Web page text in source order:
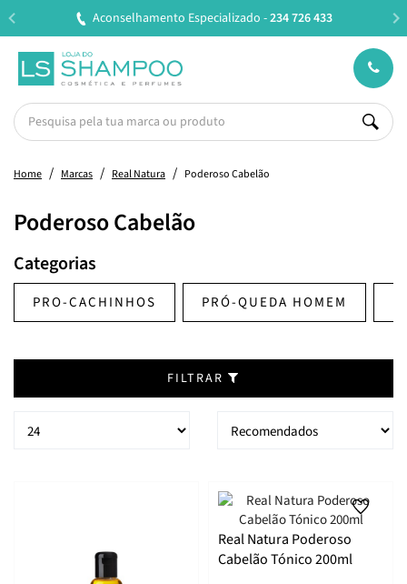
- 234 726 433 Entregas em 24H úteis. Oferta
Home Marcas Real Natura Poderoso Cabelão
Poderoso Cabelão
Categorias
PRO-CACHINHOS PRÓ-QUEDA HOMEM
FILTRAR
Real Natura Poderoso
Cabelão Tónico 200ml